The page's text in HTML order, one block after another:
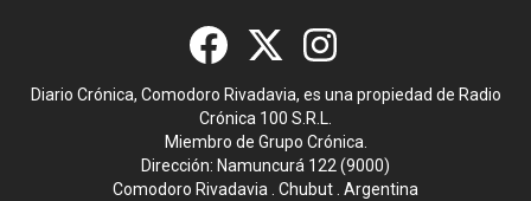
Diario Crónica, Comodoro Rivadavia, es una propiedad de Radio
Crónica 100 S.R.L.
Miembro de Grupo Crónica.
Dirección: Namuncurá 122 (9000)
Comodoro Rivadavia . Chubut . Argentina